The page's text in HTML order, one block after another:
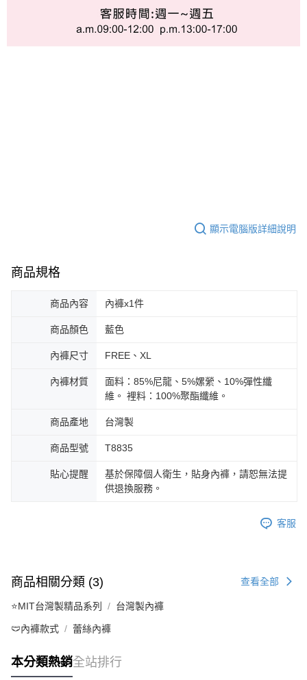
顯示電腦版詳細說明
商品規格
商品內容 內褲x1件
商品顏色 藍色
內褲尺寸 FREE、XL
內褲材質
面料：85%尼龍、5%嫘縈、10%彈性纖
維。 裡料：100%聚酯纖維。
商品產地 台灣製
商品型號 T8835
貼心提醒
基於保障個人衛生，貼身內褲，請恕無法提
供退換服務。
客服
商品相關分類 (3) 查看全部
⭐MIT台灣製精品系列 台灣製內褲
🩲內褲款式 蕾絲內褲
本分類熱銷全站排行